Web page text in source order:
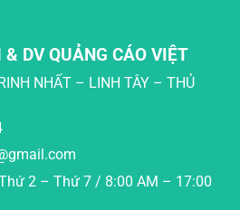
DV QUẢNG CÁO VIỆT
NHẤT – LINH TÂY – THỦ
2 – Thứ 7 / 8:00 AM – 17:00